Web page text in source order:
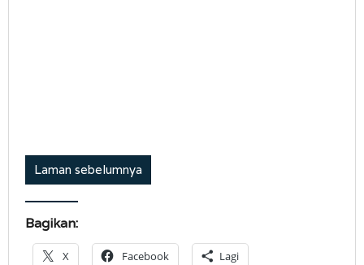
Laman sebelumnya
Bagikan:
X Facebook Lagi